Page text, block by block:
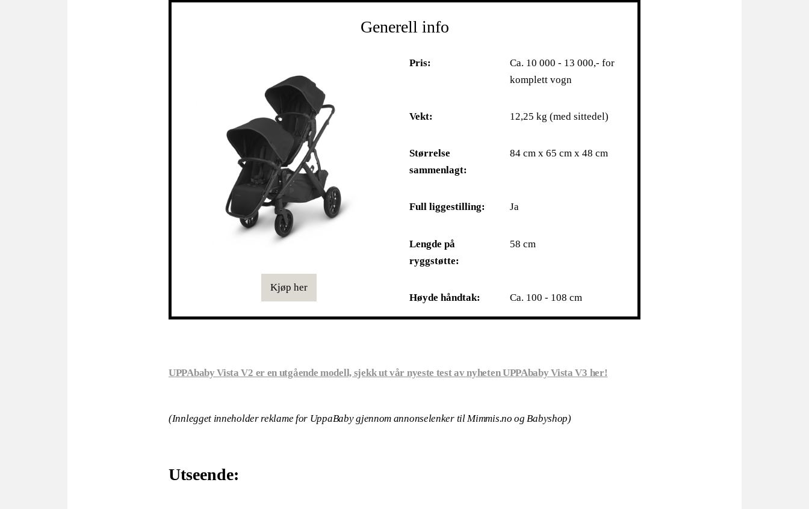
Generell info
Kjøp her
Pris:
Ca. 10 000 - 13 000,- for
komplett vogn
Vekt: 12,25 kg (med sittedel)
Størrelse
sammenlagt:
84 cm x 65 cm x 48 cm
Full liggestilling: Ja
Lengde på
ryggstøtte:
58 cm
Høyde håndtak: Ca. 100 - 108 cm
UPPAbaby Vista V2 er en utgående modell, sjekk ut vår nyeste test av nyheten UPPAbaby Vista V3 her!
(Innlegget inneholder reklame for UppaBaby gjennom annonselenker til Mimmis.no og Babyshop)
Utseende: